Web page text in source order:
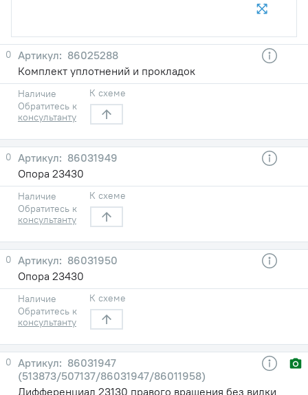
0
86025288
Комплект уплотнений и прокладок
Наличие
Обратитесь к
консультанту
К схеме
0
86031949
Опора 23430
Наличие
Обратитесь к
консультанту
К схеме
0
86031950
Опора 23430
Наличие
Обратитесь к
консультанту
К схеме
0
86031947
(513873/507137/86031947/86011958)
Дифференциал 23130 правого вращения без вилки